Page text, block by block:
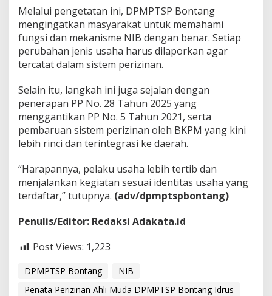
Melalui pengetatan ini, DPMPTSP Bontang
mengingatkan masyarakat untuk memahami
fungsi dan mekanisme NIB dengan benar. Setiap
perubahan jenis usaha harus dilaporkan agar
tercatat dalam sistem perizinan.
Selain itu, langkah ini juga sejalan dengan
penerapan PP No. 28 Tahun 2025 yang
menggantikan PP No. 5 Tahun 2021, serta
pembaruan sistem perizinan oleh BKPM yang kini
lebih rinci dan terintegrasi ke daerah.
“Harapannya, pelaku usaha lebih tertib dan
menjalankan kegiatan sesuai identitas usaha yang
terdaftar,” tutupnya. (adv/dpmptspbontang)
Penulis/Editor: Redaksi Adakata.id
Post Views: 1,223
DPMPTSP Bontang
NIB
Penata Perizinan Ahli Muda DPMPTSP Bontang Idrus